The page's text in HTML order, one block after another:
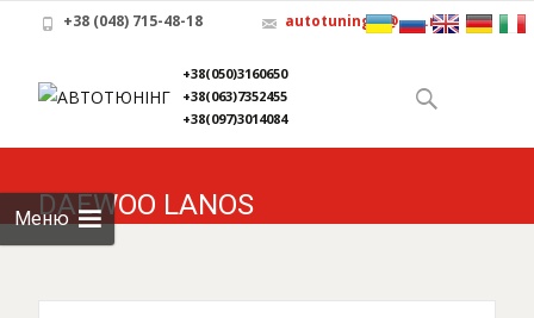
+38 (048) 715-48-18 autotuning-x@ukr.net
+38(050)3160650
+38(063)7352455
+38(097)3014084
Меню
content
Найти:
DAEWOO LANOS